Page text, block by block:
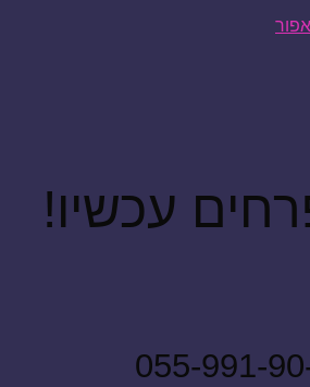
עכשיו!
055-991-